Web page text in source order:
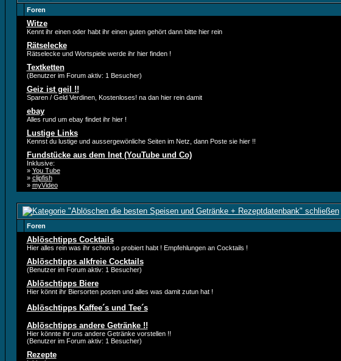
Foren
Witze
Kennt ihr einen oder habt ihr einen guten gehört dann bitte hier rein
Rätselecke
Rätselecke und Wortspiele werde ihr hier finden !
Textketten
(Benutzer im Forum aktiv: 1 Besucher)
Geiz ist geil !!
Sparen / Geld Verdinen, Kostenloses! na dan hier rein damit
ebay
Alles rund um ebay findet ihr hier !
Lustige Links
Kennst du lustige und aussergewönliche Seiten im Netz, dann Poste sie hier !!
Fundstücke aus dem Inet (YouTube und Co)
Inklusive:
» You Tube
» clipfish
» myVideo
Foren
Ablöschtipps Cocktails
Hier alles rein was ihr schon so probiert habt ! Empfehlungen an Cocktails !
Ablöschtipps alkfreie Cocktails
(Benutzer im Forum aktiv: 1 Besucher)
Ablöschtipps Biere
Hier könnt ihr Biersorten posten und alles was damit zutun hat !
Ablöschtipps Kaffee´s und Tee´s
Ablöschtipps andere Getränke !!
Hier könnte ihr uns andere Getränke vorstellen !!
(Benutzer im Forum aktiv: 1 Besucher)
Rezepte